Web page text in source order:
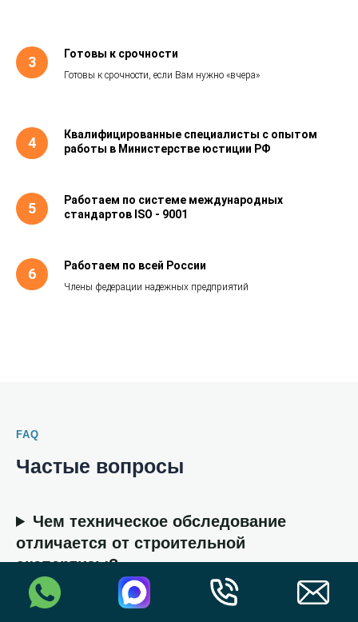
Готовы к срочности
Готовы к срочности, если Вам нужно «вчера»
Квалифицированные специалисты с опытом
работы в Министерстве юстиции РФ
Работаем по системе международных
стандартов ISO - 9001
Работаем по всей России
Члены федерации надежных предприятий
FAQ
Частые вопросы
Чем техническое обследование
отличается от строительной
экспертизы?